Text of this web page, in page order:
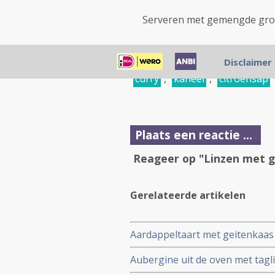
Serveren met gemengde
koriander , , groenten
curry , kaneel , citroensap
Plaats een reactie ...
Reageer op "Linzen met
Gerelateerde artikelen
Aardappeltaart met
Aubergine uit de oven met
Disclaimer